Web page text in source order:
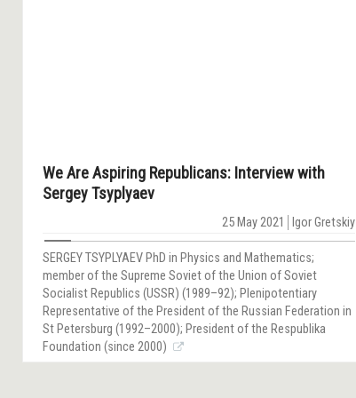
We Are Aspiring Republicans: Interview with
Sergey Tsyplyaev
25 May 2021 Igor Gretskiy
SERGEY TSYPLYAEV PhD in Physics and Mathematics;
member of the Supreme Soviet of the Union of Soviet
Socialist Republics (USSR) (1989–92); Plenipotentiary
Representative of the President of the Russian Federation in
St Petersburg (1992–2000); President of the Respublika
Foundation (since 2000)